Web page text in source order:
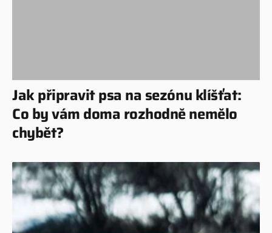
Jak připravit psa na sezónu klíšťat:
Co by vám doma rozhodně nemělo
chybět?